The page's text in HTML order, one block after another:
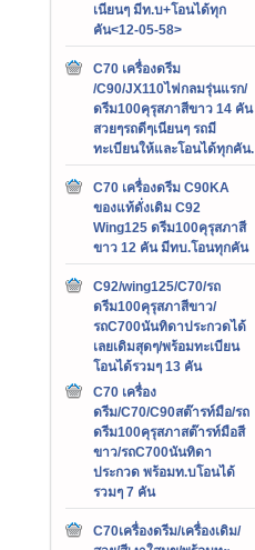
เนียนๆ มีท.บ+โอนได้ทุก
คัน<12-05-58>
C70 เครื่องดรีม
/C90/JX110ไฟกลมรุ่นแรก/
ดรีม100คุรุสภาสีขาว 14 คัน
สวยๆรถดีๆเนียนๆ รถมี
ทะเบียนให้และโอนได้ทุกคัน.
C70 เครื่องดรีม C90KA
ของแท้ดั่งเดิม C92
Wing125 ดรีม100คุรุสภาสี
ขาว 12 คัน มีทบ.โอนทุกคัน
C92/wing125/C70/รถ
ดรีม100คุรุสภาสีขาว/
รถC700นันทิดาประกวดได้
เลยเดิมสุดๆ/พร้อมทะเบียน
โอนได้รวมๆ 13 คัน
C70 เครื่อง
ดรีม/C70/C90สต๊ารท์มือ/รถ
ดรีม100คุรุสภาสต๊ารท์มือสี
ขาว/รถC700นันทิดา
ประกวด พร้อมท.บโอนได้
รวมๆ 7 คัน
C70เครื่องดรีม/เครื่องเดิม/